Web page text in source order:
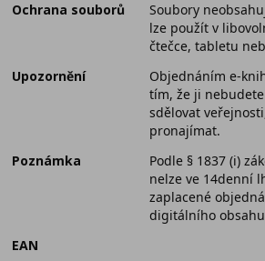
Ochrana souborů
Soubory
lze použít v
čtečce, tabletu
Upozornění
Objednáním e-
tím, že ji
sdělovat
pronajímat.
Poznámka
Podle § 1837 (i)
nelze ve 14denní
zaplacené
digitálního
EAN